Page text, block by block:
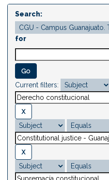
Search:
for
Current filters: